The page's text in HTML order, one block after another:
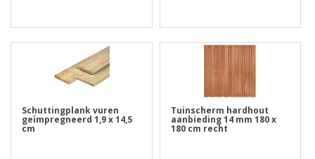
Schuttingplank vuren
geïmpregneerd 1,9 x 14,5
cm
Tuinscherm hardhout
aanbieding 14 mm 180 x
180 cm recht